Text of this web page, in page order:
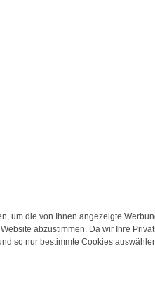
um die von Ihnen angezeigte
abzustimmen. Da wir Ihre
so nur bestimmte Cookies